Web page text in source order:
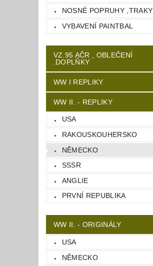
NOSNÉ POPRUHY ,TRAKY
VYBAVENÍ PAINTBAL
VZ.95 AČR , OBLEČENÍ
.DOPLŇKY
WW I REPLIKY
WW II. - REPLIKY
USA
RAKOUSKOUHERSKO
NĚMECKO
SSSR
ANGLIE
PRVNÍ REPUBLIKA
WW II. - ORIGINÁLY
USA
NĚMECKO